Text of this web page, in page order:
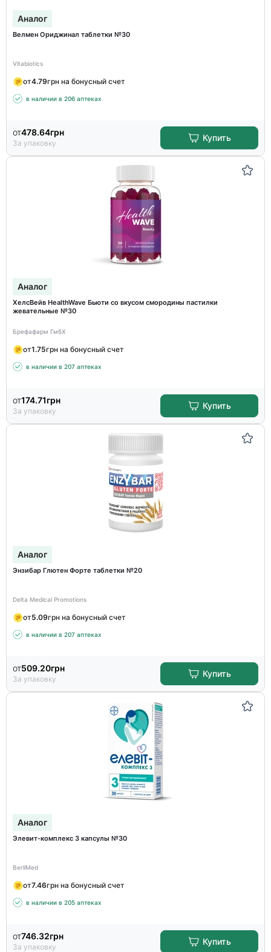
Аналог
Велмен Ориджинал таблетки №30
Vitabiotics
от4.79грн на бонусный счет
в наличии в 206 аптеках
от478.64грн
За упаковку
Купить
Аналог
ХелсВейв HealthWave Бьюти со вкусом смородины пастилки
жевательные №30
Брефафарм ГмбХ
от1.75грн на бонусный счет
в наличии в 207 аптеках
от174.71грн
За упаковку
Купить
Аналог
Энзибар Глютен Форте таблетки №20
Delta Medical Promotions
от5.09грн на бонусный счет
в наличии в 207 аптеках
от509.20грн
За упаковку
Купить
Аналог
Элевит-комплекс 3 капсулы №30
BerliMed
от7.46грн на бонусный счет
в наличии в 205 аптеках
от746.32грн
За упаковку
Купить